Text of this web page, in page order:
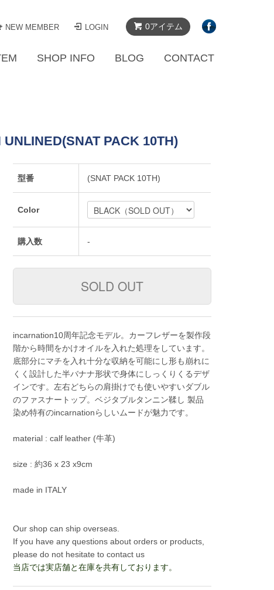
0アイテム
NEW MEMBER LOGIN
SHOP INFO BLOG CONTACT
PACK 10TH)
型番 (SNAT PACK 10TH)
Color
購入数 -
incarnation10周年記念モデル。カーフレザーを製作段
階から時間をかけオイルを入れた処理をしています。
底部分にマチを入れ十分な収納を可能にし形も崩れに
くく設計した半バナナ形状で身体にしっくりくるデザ
インです。左右どちらの肩掛けでも使いやすいダブル
のファスナートップ。ベジタブルタンニン鞣し 製品
染め特有のincarnationらしいムードが魅力です。
material : calf leather (牛革)
size : 約36 x 23 x9cm
made in ITALY
Our shop can ship overseas.
If you have any questions about orders or products,
please do not hesitate to contact us
当店では実店舗と在庫を共有しております。